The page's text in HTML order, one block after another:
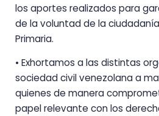
los aportes realizados para
de la voluntad de la
Primaria.
• Exhortamos a las distintas
sociedad civil venezolana a
quienes de manera
papel relevante con los